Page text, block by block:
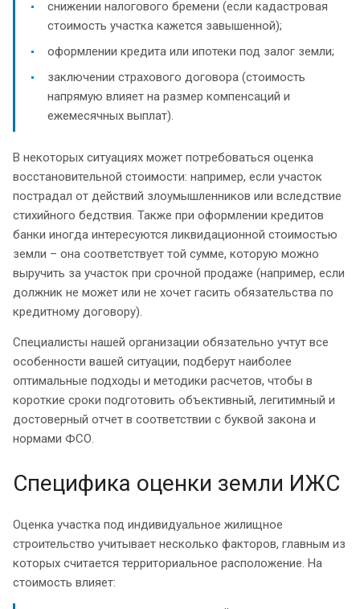
снижении налогового бремени (если кадастровая
стоимость участка кажется завышенной);
оформлении кредита или ипотеки под залог земли;
заключении страхового договора (стоимость
напрямую влияет на размер компенсаций и
ежемесячных выплат).
В некоторых ситуациях может потребоваться оценка
восстановительной стоимости: например, если участок
пострадал от действий злоумышленников или вследствие
стихийного бедствия. Также при оформлении кредитов
банки иногда интересуются ликвидационной стоимостью
земли – она соответствует той сумме, которую можно
выручить за участок при срочной продаже (например, если
должник не может или не хочет гасить обязательства по
кредитному договору).
Специалисты нашей организации обязательно учтут все
особенности вашей ситуации, подберут наиболее
оптимальные подходы и методики расчетов, чтобы в
короткие сроки подготовить объективный, легитимный и
достоверный отчет в соответствии с буквой закона и
нормами ФСО.
Специфика оценки земли ИЖС
Оценка участка под индивидуальное жилищное
строительство учитывает несколько факторов, главным из
которых считается территориальное расположение. На
стоимость влияет: